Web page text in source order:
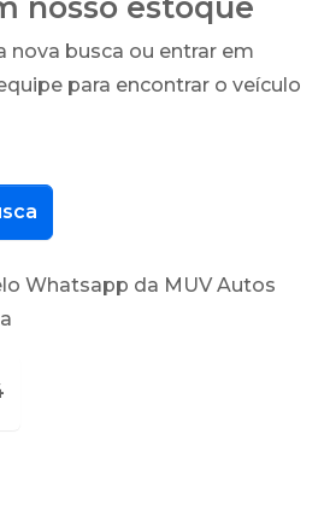
nosso estoque
nova busca ou entrar em
para encontrar o veículo
Whatsapp da MUV Autos